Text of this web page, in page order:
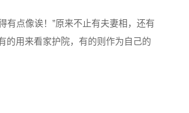
有点像诶！”原来不止有夫妻相，还有
的用来看家护院，有的则作为自己的